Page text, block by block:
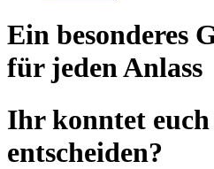
Ein besonderes
für jeden Anlass
Ihr konntet
entscheiden?